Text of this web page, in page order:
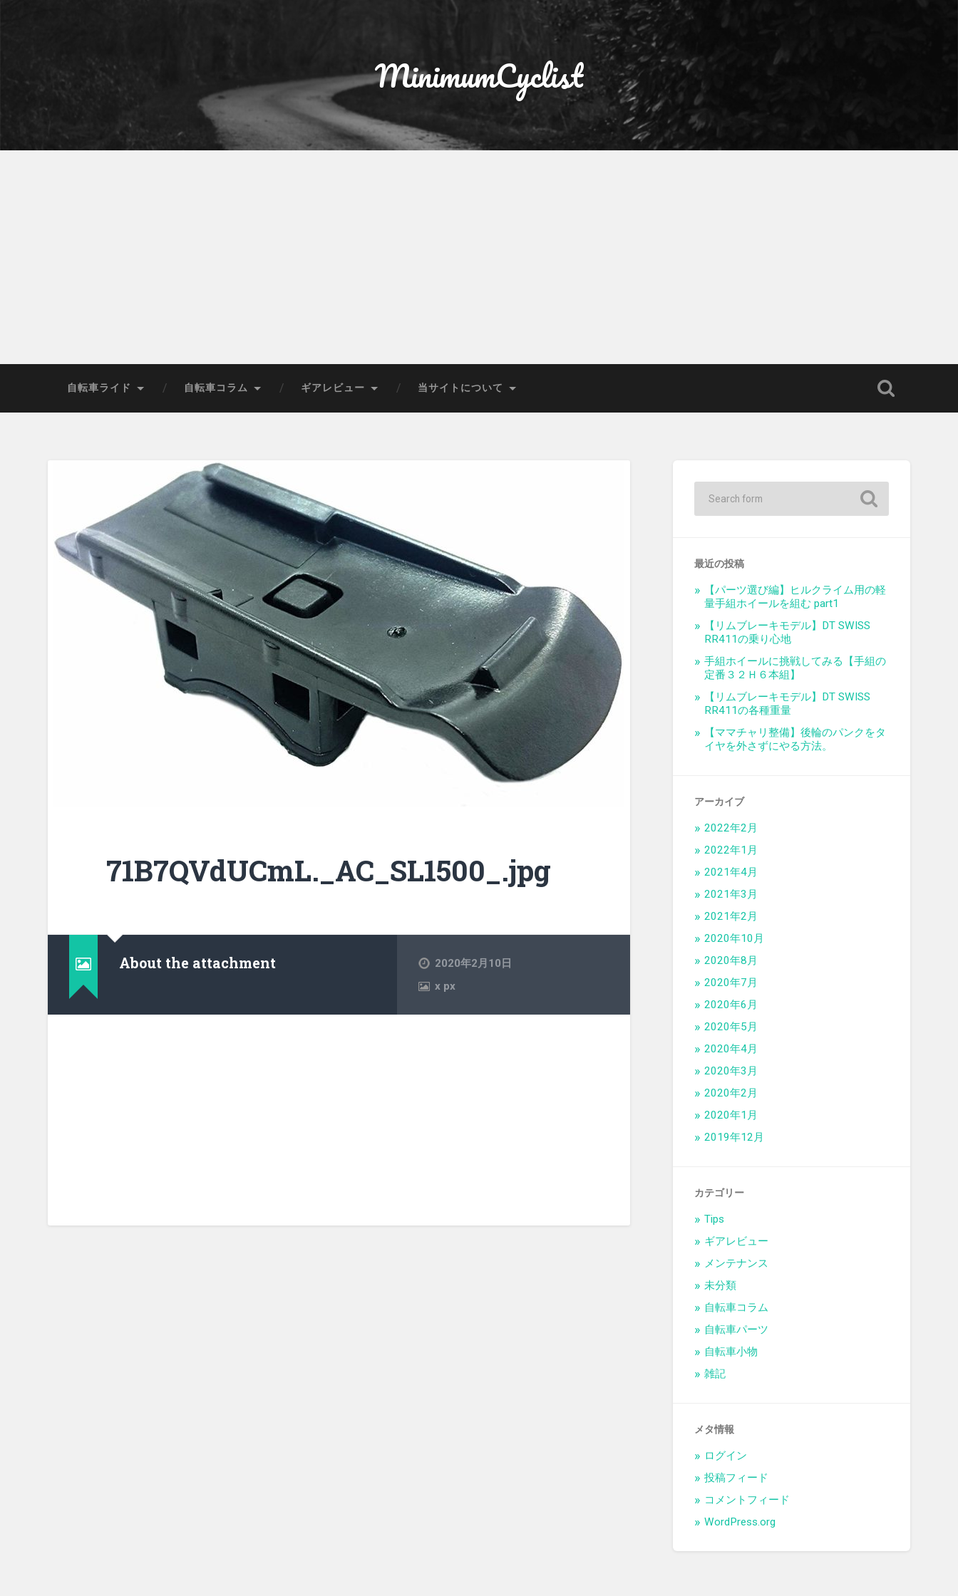
MinimumCyclist
自転車ライド 自転車コラム ギアレビュー 当サイトについて
71B7QVdUCmL._AC_SL1500_.jpg
About the attachment
2020年2月10日
x px
最近の投稿
【パーツ選び編】ヒルクライム用の軽
量手組ホイールを組む part1
【リムブレーキモデル】DT SWISS
RR411の乗り心地
手組ホイールに挑戦してみる【手組の
定番３２Ｈ６本組】
【リムブレーキモデル】DT SWISS
RR411の各種重量
【ママチャリ整備】後輪のパンクをタ
イヤを外さずにやる方法。
アーカイブ
2022年2月
2022年1月
2021年4月
2021年3月
2021年2月
2020年10月
2020年8月
2020年7月
2020年6月
2020年5月
2020年4月
2020年3月
2020年2月
2020年1月
2019年12月
カテゴリー
Tips
ギアレビュー
メンテナンス
未分類
自転車コラム
自転車パーツ
自転車小物
雑記
メタ情報
ログイン
投稿フィード
コメントフィード
WordPress.org